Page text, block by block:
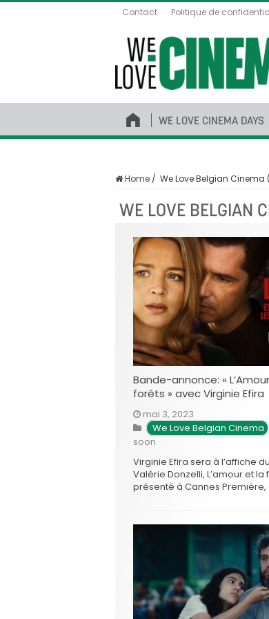
Contact Politique de
WE LOVE CINEMA DAYS
Home / We Love Belgian Cinema
WE LOVE BELGIAN
Bande-annonce: «
forêts » avec Virginie Efira
mai 3, 2023
We Love Belgian Cinema
soon
Virginie Efira sera à l’affiche
Valérie Donzelli, L’amour et la
présenté à Cannes Première,
rencontrer celui qu’elle
qui les unissent se tissent